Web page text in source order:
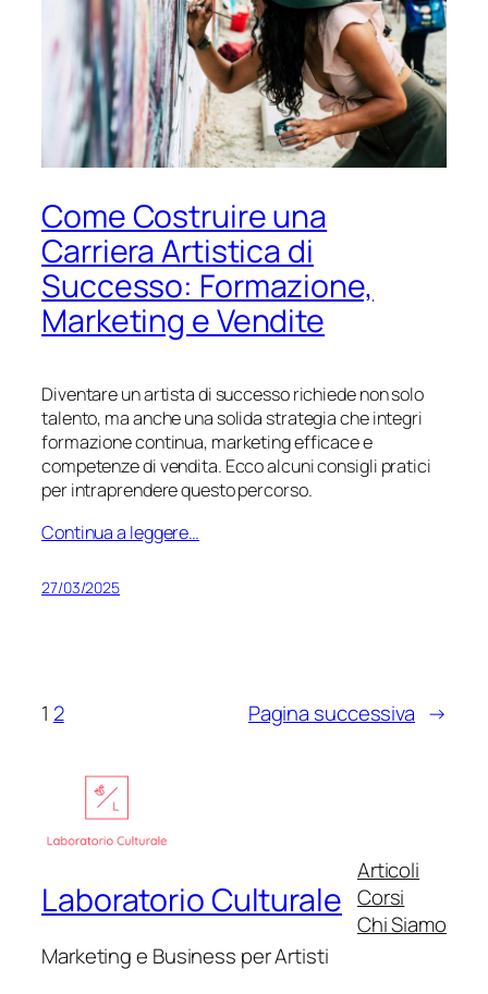
Come Costruire una
Carriera Artistica di
Successo: Formazione,
Marketing e Vendite
Diventare un artista di successo richiede non solo
talento, ma anche una solida strategia che integri
formazione continua, marketing efficace e
competenze di vendita. Ecco alcuni consigli pratici
per intraprendere questo percorso.​
Continua a leggere…
27/03/2025
1 2 Pagina successiva →
Laboratorio Culturale
Marketing e Business per Artisti
Articoli
Corsi
Chi Siamo